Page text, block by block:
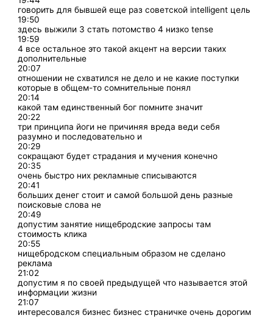
говорить для бывшей еще раз советской intelligent цель
19:50
здесь выжили 3 стать потомство 4 низко tense
19:59
4 все остальное это такой акцент на версии таких
дополнительные
20:07
отношении не схватился не дело и не какие поступки
которые в общем-то сомнительные понял
20:14
какой там единственный бог помните значит
20:22
три принципа йоги не причиняя вреда веди себя
разумно и последовательно и
20:29
сокращают будет страдания и мучения конечно
20:35
очень быстро них рекламные списываются
20:41
больших денег стоит и самой большой день разные
поисковые слова не
20:49
допустим занятие нищебродские запросы там
стоимость клика
20:55
нищебродском специальным образом не сделано
реклама
21:02
допустим я по своей предыдущей что называется этой
информации жизни
21:07
интересовался бизнес бизнес страничке очень дорогим